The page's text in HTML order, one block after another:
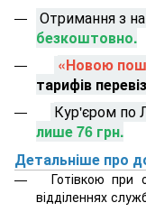
Отримання з
безкоштовно.
«Новою
тарифів
Кур'єром по
лише 76 грн.
Детальніше про
Готівкою при
відділеннях